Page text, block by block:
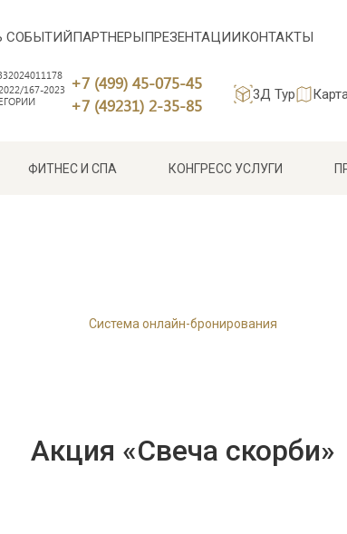
СОБЫТИЙПАРТНЕРЫПРЕЗЕНТАЦИИКОНТАКТЫ
167-2023 +7 (499) 45-075-45
+7 (49231) 2-35-85
3Д Тур
ФИТНЕС И СПА КОНГРЕСС УСЛУГИ
Система онлайн-бронирования
Акция «Свеча скорби»